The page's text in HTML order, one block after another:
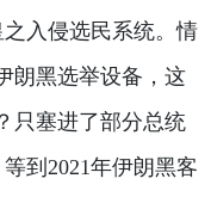
入侵选民系统。情
朗黑选举设备，这
只塞进了部分总统
到2021年伊朗黑客